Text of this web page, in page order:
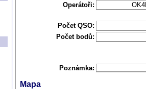
Operátoři:
Počet QSO:
Počet bodů:
Poznámka:
Mapa